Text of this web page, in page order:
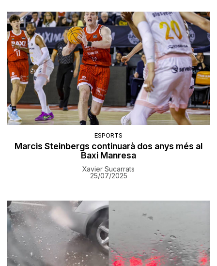
ESPORTS
Marcis Steinbergs continuarà dos anys més al
Baxi Manresa
Xavier Sucarrats
25/07/2025